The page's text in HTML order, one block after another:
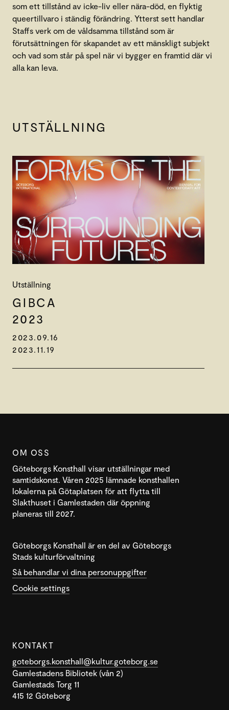
som ett tillstånd av icke-liv eller nära-död, en flyktig
queertillvaro i ständig förändring. Ytterst sett handlar
Staffs verk om de våldsamma tillstånd som är
förutsättningen för skapandet av ett mänskligt subjekt
och vad som står på spel när vi bygger en framtid där vi
alla kan leva.
UTSTÄLLNING
Utställning
GIBCA
2023
2023.09.16
2023.11.19
OM OSS
Göteborgs Konsthall visar utställningar med
samtidskonst. Våren 2025 lämnade konsthallen
lokalerna på Götaplatsen för att flytta till
Slakthuset i Gamlestaden där öppning
planeras till 2027.
Göteborgs Konsthall är en del av Göteborgs
Stads kulturförvaltning
Så behandlar vi dina personuppgifter
Cookie settings
KONTAKT
goteborgs.konsthall@kultur.goteborg.se
Gamlestadens Bibliotek (vån 2)
Gamlestads Torg 11
415 12 Göteborg